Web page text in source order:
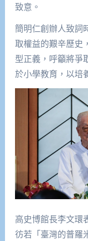
致意。
簡明仁創辦人致詞
取權益的艱辛歷史
型正義，呼籲將爭
於小學教育，以培
高史博館長李文環
彷若「臺灣的普羅